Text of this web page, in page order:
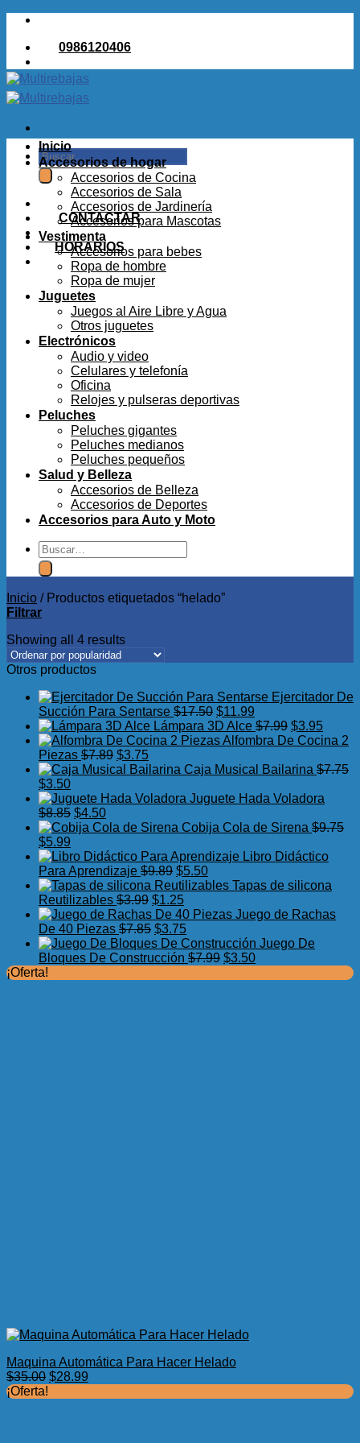
Saltar
contenido0986120406
Buscar
por:
CONTACTAR
HORARIOS
Inicio
Accesorios de hogar
Accesorios de Cocina
Accesorios de Sala
Accesorios de Jardinería
Accesorios para Mascotas
Vestimenta
Accesorios para bebes
Ropa de hombre
Ropa de mujer
Juguetes
Juegos al Aire Libre y Agua
Otros juguetes
Electrónicos
Audio y video
Celulares y telefonía
Oficina
Relojes y pulseras deportivas
Peluches
Peluches gigantes
Peluches medianos
Peluches pequeños
Salud y Belleza
Accesorios de Belleza
Accesorios de Deportes
Accesorios para Auto y Moto
Buscar
por:
Inicio /Productos etiquetados “helado”
Filtrar
Showing all 4 results
Otros productos
Ejercitador De
Succión Para Sentarse $17.50 El
precio
original
$17.50.
$11.99
precio
actual
$11.99.
Lámpara 3D Alce $7.99 El
precio
era:
$3.95El
precio
es:
Alfombra De Cocina 2
Piezas $7.89 El
precio
era:
$3.75El
precio
es:
Caja Musical Bailarina $7.75
El
precio
original
era:
$7.75.
$3.50El
precio
actual
es:
Juguete Hada Voladora
$8.85 El
precio
era:
$8.85.
$4.50El
precio
es:
$4.50.
Cobija Cola de Sirena $9.75
El
precio
original
era:
$9.75.
$5.99
precio
actual
es:
$5.99.
Libro Didáctico
Para Aprendizaje $9.89 El
precio
original
era:
$9.89.
$5.50El
precio
es:
Tapas de silicona
Reutilizables $3.99 El
precio
original
era:
$3.99.
$1.25El
precio
actual
es:
$1.25.
Juego de Rachas
De 40 Piezas $7.85 El
precio
original
$3.75El
precio
actual
Juego De
Bloques De Construcción $7.99 El
$3.50El
¡Oferta!
Maquina Automática Para Hacer Helado
$35.00 El
$28.99
¡Oferta!